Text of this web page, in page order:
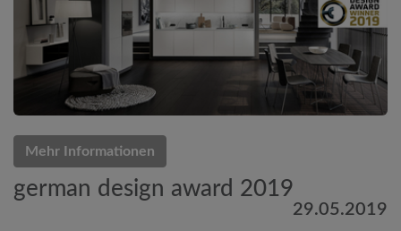
Mehr Informationen
german design award 2019
29.05.2019